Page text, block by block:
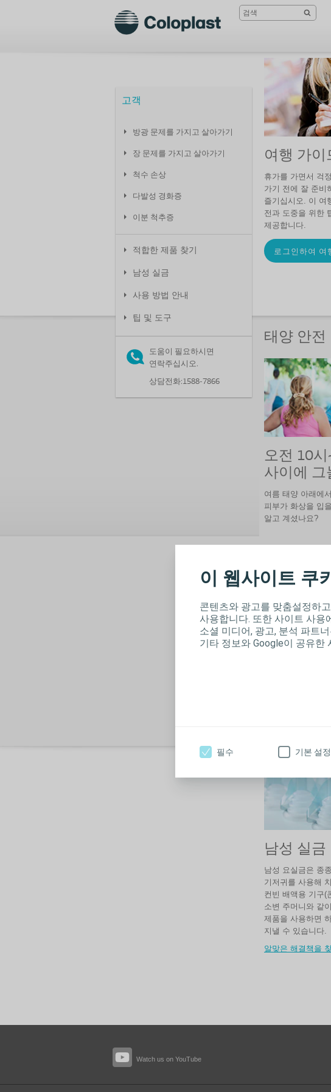
이 웹사이트 쿠
콘텐츠와 광고를 맞춤설정하
사용합니다. 또한 사이트 사용
소셜 미디어, 광고, 분석 파트
기타 정보와 Google이 공유한
필수 기본 설정
고객
방광 문제를 가지고 살아가기
장 문제를 가지고 살아가기
척수 손상
다발성 경화증
이분 척추증
적합한 제품 찾기
남성 실금
사용 방법 안내
팁 및 도구
도움이 필요하시면
연락주십시오.
상담전화:1588-7866
여행 가이
휴가를 가면서 걱
가기 전에 잘 준비
즐기십시오. 이 여
전과 도중을 위한
제공합니다.
로그인하여 여
태양 안전
오전 10시
사이에 그
여름 태양 아래에
피부가 화상을 입
알고 계셨나요?
참고 문헌
그늘에서 머무르
사용할 수 있습니
그늘에 있더라도
사용하는 것이 좋
이 지침은 완전하
남성 실금
남성 요실금은 종
기저귀를 사용해
컨빈 배액용 기구(
소변 주머니와 같
제품을 사용하면
지낼 수 있습니다.
알맞은 해결책을
Watch us on YouTube